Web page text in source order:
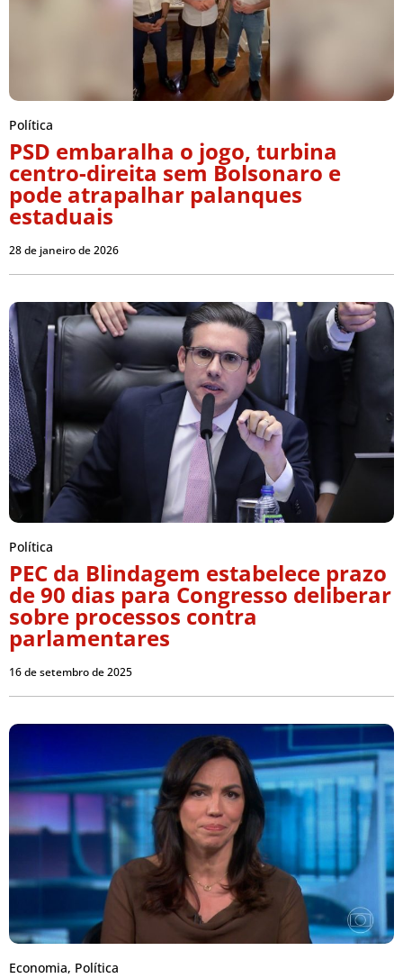
Política
PSD embaralha o jogo, turbina
centro-direita sem Bolsonaro e
pode atrapalhar palanques
estaduais
28 de janeiro de 2026
Política
PEC da Blindagem estabelece prazo
de 90 dias para Congresso deliberar
sobre processos contra
parlamentares
16 de setembro de 2025
Economia, Política